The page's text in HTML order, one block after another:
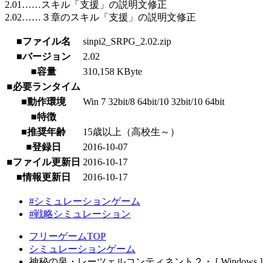
2.01……スキル「支援」の説明文修正
2.02……３章のスキル「支援」の説明文修正
■ファイル名
sinpi2_SRPG_2.02.zip
■バージョン
2.02
■容量
310,158 KByte
■必要ランタイム
■動作環境
Win 7 32bit/8 64bit/10 32bit/10 64bit
■特徴
■推奨年齢
15歳以上（高校生～）
■登録日
2016-10-07
■ファイル更新日 2016-10-17
■情報更新日
2016-10-17
#シミュレーションゲーム
#戦略シミュレーション
フリーゲームTOP
シミュレーションゲーム